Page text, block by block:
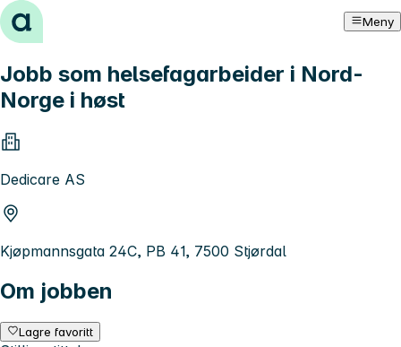
Hopp til innhold Meny
Jobb som helsefagarbeider i Nord-
Norge i høst
Dedicare AS
Kjøpmannsgata 24C, PB 41, 7500 Stjørdal
Om jobben
Lagre favoritt